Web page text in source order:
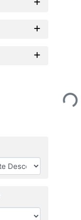
Loading...